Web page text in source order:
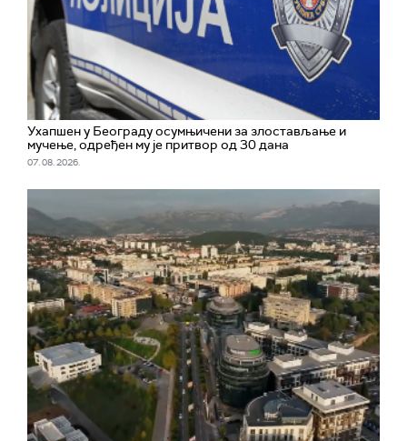
Ухапшен у Београду осумњичени за злостављање и
мучење, одређен му је притвор од 30 дана
07. 08. 2026.